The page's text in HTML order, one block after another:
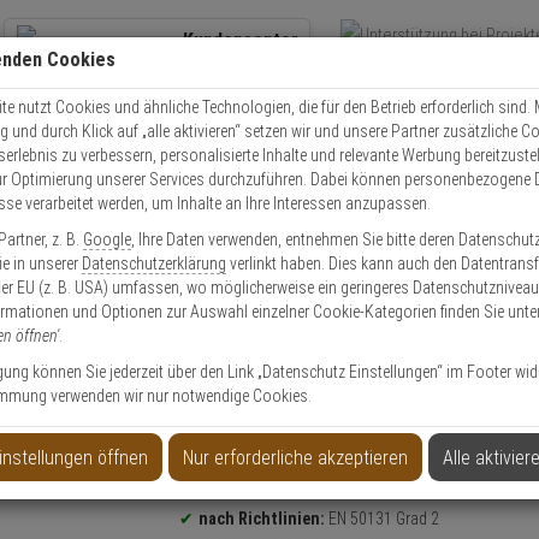
Kundencenter
Kontaktservice nutzen
Mo. - Do.: 8:00 - 16:30 Fr. 8:00 - 14:00 Uhr
Zutritt Einbruch
250 BL Opt-aku. Innensirene blau 120dB
blau 120dB
Produktinformationen
Sirene
nach Richtlinien: EN 50131 Grad 2
Cookies
nutzt Cookies und ähnliche Technologien, die für den Betrieb erforderlich sind.
und durch Klick auf „alle aktivieren“ setzen wir und unsere Partner zusätzliche
zu verbessern, personalisierte Inhalte und relevante Werbung
Optimierung unserer Services durchzuführen. Dabei können personenbezogene
verarbeitet werden, um Inhalte an Ihre Interessen anzupassen.
z. B. Google , Ihre Daten verwenden, entnehmen Sie bitte deren
in unserer Datenschutzerklärung verlinkt haben. Dies kann auch den
EU (z. B. USA) umfassen, wo möglicherweise ein geringeres Datenschutzniveau
und Optionen zur Auswahl einzelner Cookie-Kategorien finden Sie
öffnen'.
können Sie jederzeit über den Link „Datenschutz Einstellungen“ im Footer
verwenden wir nur notwendige Cookies.
öffnen Nur erforderliche akzeptieren Alle